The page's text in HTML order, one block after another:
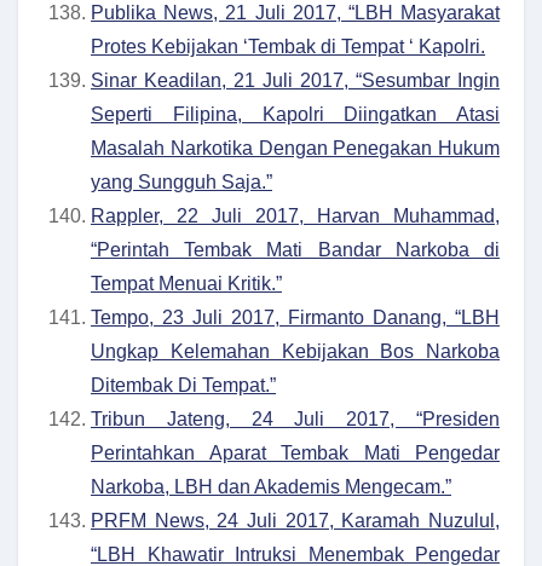
Publika News, 21 Juli 2017, “LBH Masyarakat
Protes Kebijakan ‘Tembak di Tempat ‘ Kapolri.
Sinar Keadilan, 21 Juli 2017, “Sesumbar Ingin
Seperti Filipina, Kapolri Diingatkan Atasi
Masalah Narkotika Dengan Penegakan Hukum
yang Sungguh Saja.”
Rappler, 22 Juli 2017, Harvan Muhammad,
“Perintah Tembak Mati Bandar Narkoba di
Tempat Menuai Kritik.”
Tempo, 23 Juli 2017, Firmanto Danang, “LBH
Ungkap Kelemahan Kebijakan Bos Narkoba
Ditembak Di Tempat.”
Tribun Jateng, 24 Juli 2017, “Presiden
Perintahkan Aparat Tembak Mati Pengedar
Narkoba, LBH dan Akademis Mengecam.”
PRFM News, 24 Juli 2017, Karamah Nuzulul,
“LBH Khawatir Intruksi Menembak Pengedar